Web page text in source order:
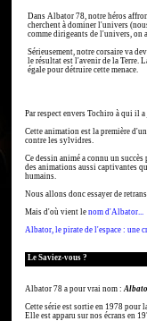
Dans Albator 78, notre héros
cherchent à dominer l'univers
comme dirigeants de l'univers, on
Sérieusement, notre corsaire va
le résultat est l'avenir de la Terre.
égale pour détruire cette menace.
Par respect envers Tochiro à qui il
Cette animation est la première
contre les sylvidres.
Ce dessin animé a connu un
des animations aussi captivantes
humains.
Nous allons donc essayer de
Mais d'où vient le nom d'Albator...
Albator, le pirate de l'espace : une
Le Saviez-vous ?
Albator 78 a pour vrai nom :
Cette série est sortie en 1978 pour
Elle est apparu sur nos écrans en